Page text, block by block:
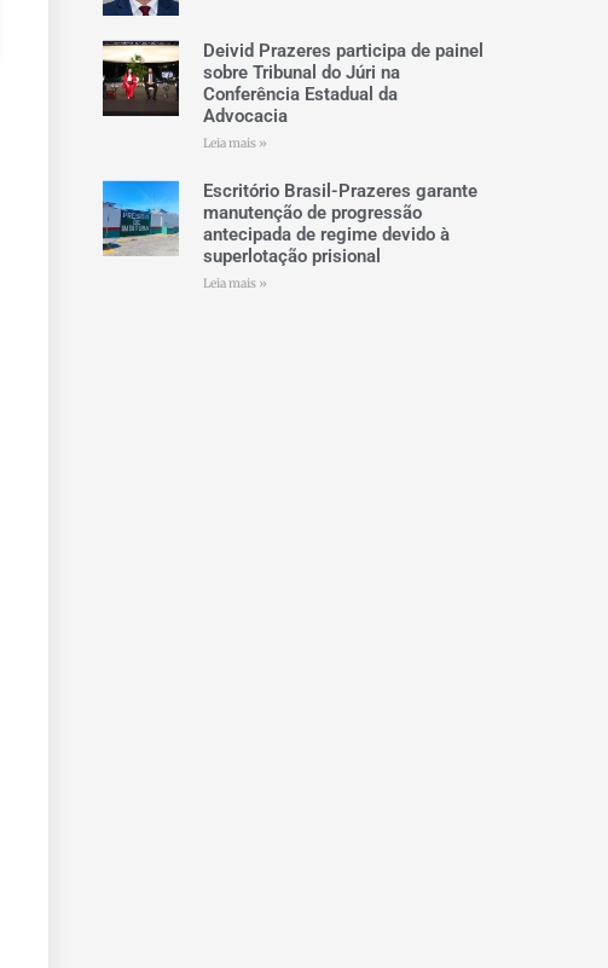
Deivid Prazeres participa de painel
sobre Tribunal do Júri na
Conferência Estadual da
Advocacia
Leia mais »
Escritório Brasil-Prazeres garante
manutenção de progressão
antecipada de regime devido à
superlotação prisional
Leia mais »